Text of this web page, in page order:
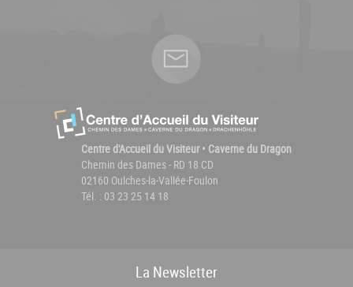
Centre d'Accueil du Visiteur • Caverne du Dragon
Chemin des Dames - RD 18 CD
02160 Oulches-la-Vallée-Foulon
Tél. : 03 23 25 14 18
La Newsletter